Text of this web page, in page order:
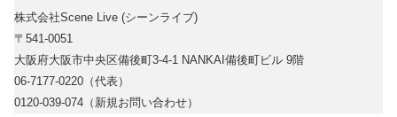
株式会社Scene Live (シーンライブ)
〒541-0051
大阪府大阪市中央区備後町3-4-1 NANKAI備後町ビル 9階
06-7177-0220（代表）
0120-039-074（新規お問い合わせ）